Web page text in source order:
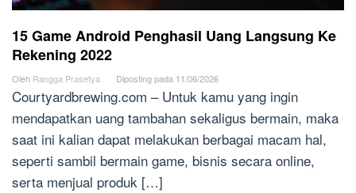
15 Game Android Penghasil Uang Langsung Ke
Rekening 2022
Oleh Rangga Prasetya Diposting pada 11/06/2026
Courtyardbrewing.com – Untuk kamu yang ingin
mendapatkan uang tambahan sekaligus bermain, maka
saat ini kalian dapat melakukan berbagai macam hal,
seperti sambil bermain game, bisnis secara online,
serta menjual produk […]